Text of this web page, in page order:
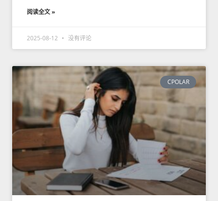
阅读全文 »
2025-08-12 没有评论
CPOLAR